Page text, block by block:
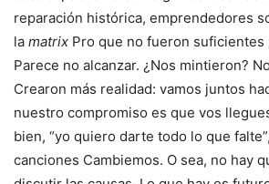
reparación histórica, emprendedores
la matrix Pro que no fueron suficientes
Parece no alcanzar. ¿Nos mintieron?
Crearon más realidad: vamos juntos
nuestro compromiso es que vos
bien, “yo quiero darte todo lo que
canciones Cambiemos. O sea, no hay